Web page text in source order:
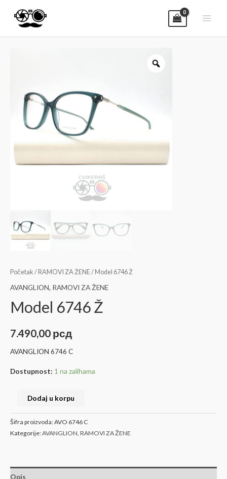
Početak / RAMOVI ZA ŽENE/ Model 6746 Ž
AVANGLION, RAMOVI ZA ŽENE
Model 6746 Ž
7.490,00 рсд
AVANGLION 6746 C
Dostupnost: 1 na zalihama
Dodaj u korpu
Šifra proizvoda:AVO 6746 C
Kategorije:AVANGLION, RAMOVI ZA ŽENE
Opis